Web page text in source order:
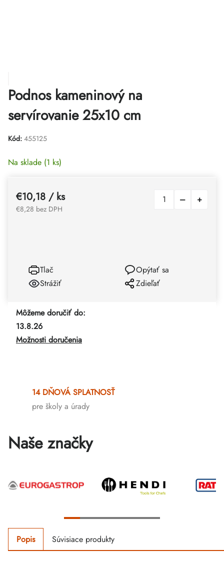
Podnos kameninový na
servírovanie 25x10 cm
Kód: 455125
Na sklade (1 ks)
Môžeme doručiť do:
13.8.26
Možnosti doručenia
€10,18 / ks
€8,28 bez DPH
Tlač
Opýtať sa
Strážiť
Zdieľať
14 DŇOVÁ SPLATNOSŤ
pre školy a úrady
Naše značky
Popis Súvisiace produkty